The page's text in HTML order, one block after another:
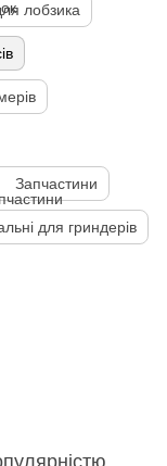
лобзика
Запчастини
для гриндерів